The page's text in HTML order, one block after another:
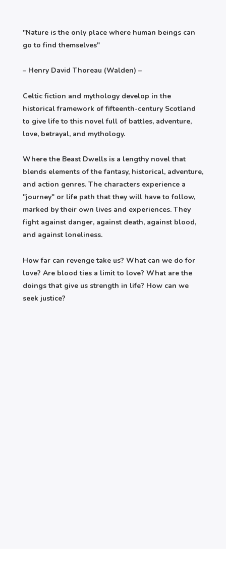
"Nature is the only place where human beings can
go to find themselves"
– Henry David Thoreau (Walden) –
Celtic fiction and mythology develop in the
historical framework of fifteenth-century Scotland
to give life to this novel full of battles, adventure,
love, betrayal, and mythology.
Where the Beast Dwells is a lengthy novel that
blends elements of the fantasy, historical, adventure,
and action genres. The characters experience a
"journey" or life path that they will have to follow,
marked by their own lives and experiences. They
fight against danger, against death, against blood,
and against loneliness.
How far can revenge take us? What can we do for
love? Are blood ties a limit to love? What are the
doings that give us strength in life? How can we
seek justice?